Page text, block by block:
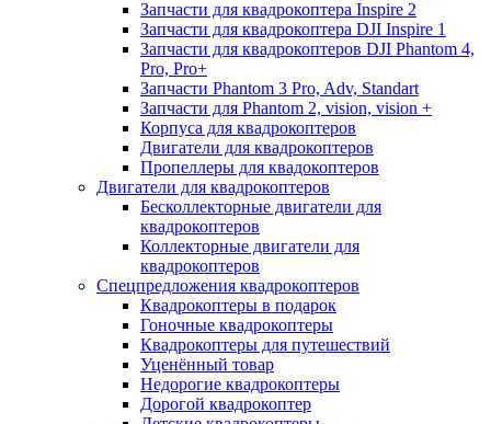
Запчасти для квадрокоптера Inspire 2
Запчасти для квадрокоптера DJI Inspire 1
Запчасти для квадрокоптеров DJI Phantom 4,
Pro, Pro+
Запчасти Phantom 3 Pro, Adv, Standart
Запчасти для Phantom 2, vision, vision +
Корпуса для квадрокоптеров
Двигатели для квадрокоптеров
Пропеллеры для квадокоптеров
Двигатели для квадрокоптеров
Бесколлекторные двигатели для
квадрокоптеров
Коллекторные двигатели для
квадрокоптеров
Спецпредложения квадрокоптеров
Квадрокоптеры в подарок
Гоночные квадрокоптеры
Квадрокоптеры для путешествий
Уценённый товар
Недорогие квадрокоптеры
Дорогой квадрокоптер